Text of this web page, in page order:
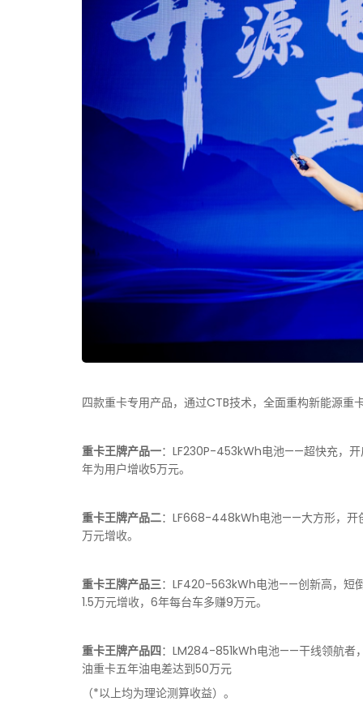
四款重卡专用产品，通过CTB技术，全面重构新能源重
重卡王牌产品一：LF230P-453kWh电池——超快充，开
年为用户增收5万元。
重卡王牌产品二：LF668-448kWh电池——大方形，开
万元增收。
重卡王牌产品三：LF420-563kWh电池——创新高，短
1.5万元增收，6年每台车多赚9万元。
重卡王牌产品四：LM284-851kWh电池——干线领航者
油重卡五年油电差达到50万元
（*以上均为理论测算收益）。